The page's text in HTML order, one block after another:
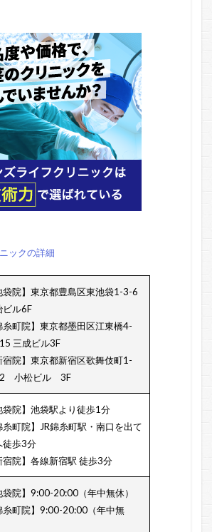
ックの詳細
袋院】東京都豊島区東池袋1-3-6
ビル6F
糸町院】東京都墨田区江東橋4-
三成ビル3F
宿院】東京都新宿区歌舞伎町1-
小松ビル 3F
袋院】池袋駅より徒歩1分
糸町院】JR錦糸町駅・南口を出て
徒歩3分
宿院】各線新宿駅 徒歩3分
袋院】9:00-20:00（年中無休）
糸町院】9:00-20:00（年中無